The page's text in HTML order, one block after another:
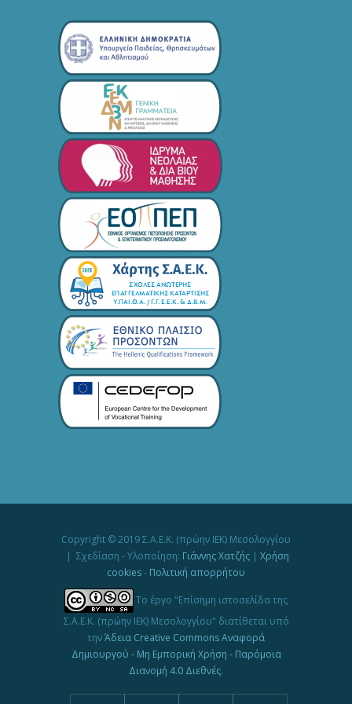
Copyright © 2019 Σ.Α.Ε.Κ. (πρώην ΙΕΚ) Μεσολογγίου
| Σχεδίαση - Υλοποίηση: Γιάννης Χατζής| Χρήση
cookies- Πολιτική απορρήτου
Το έργο "Επίσημη ιστοσελίδα της
Σ.Α.Ε.Κ. (πρώην ΙΕΚ) Μεσολογγίου" διατίθεται υπό
τηνΆδεια Creative Commons Αναφορά
Δημιουργού - Μη Εμπορική Χρήση - Παρόμοια
Διανομή 4.0 Διεθνές.